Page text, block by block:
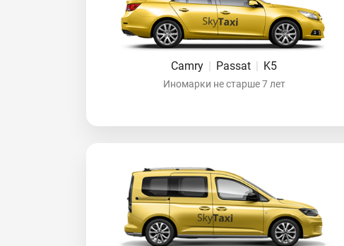
Camry | Passat | K5
Иномарки не старше 7 лет